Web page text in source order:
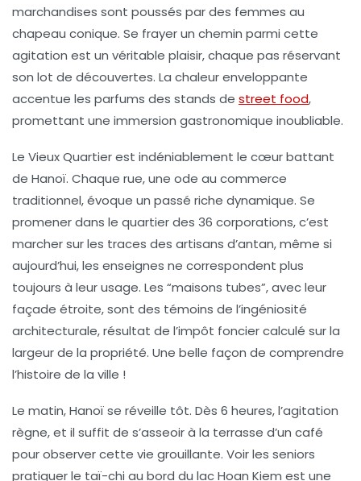
marchandises sont poussés par des femmes au
chapeau conique. Se frayer un chemin parmi cette
agitation est un véritable plaisir, chaque pas réservant
son lot de découvertes. La chaleur enveloppante
accentue les parfums des stands de street food,
promettant une immersion gastronomique inoubliable.
Le Vieux Quartierest indéniablement le cœur battant
de Hanoï. Chaque rue, une ode au commerce
traditionnel, évoque un passé riche dynamique. Se
promener dans le quartier des 36 corporations, c’est
marcher sur les traces des artisans d’antan, même si
aujourd’hui, les enseignes ne correspondent plus
toujours à leur usage. Les “maisons tubes”, avec leur
façade étroite, sont des témoins de l’ingéniosité
architecturale, résultat de l’impôt foncier calculé sur la
largeur de la propriété. Une belle façon de comprendre
l’histoire de la ville !
Le matin, Hanoï se réveille tôt. Dès 6 heures, l’agitation
règne, et il suffit de s’asseoir à la terrasse d’un café
pour observer cette vie grouillante. Voir les seniors
pratiquer le taï-chi au bord du lac Hoan Kiem est une